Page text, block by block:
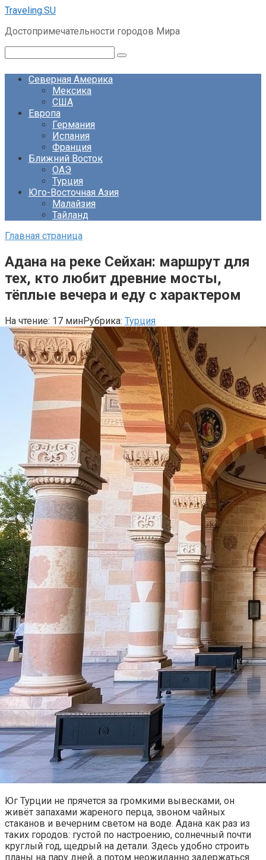
Перейти
контенту
Traveling.SU
Достопримечательности городов Мира
Северная Америка
Мексика
США
Европа
Германия
Испания
Франция
Ближний Восток
ОАЭ
Турция
Юго-Восточная Азия
Малайзия
Тайланд
Главная страница
Адана на реке Сейхан: маршрут для
тех, кто любит древние мосты,
тёплые вечера и еду с характером
На чтение: 17 минРубрика: Турция
Юг Турции не прячется за громкими вывесками, он
живёт запахами жареного перца, звоном чайных
стаканов и вечерним светом на воде. Адана как раз из
таких городов: густой по настроению, солнечный почти
круглый год, щедрый на детали. Здесь удобно строить
планы на пару дней, а потом неожиданно задержаться